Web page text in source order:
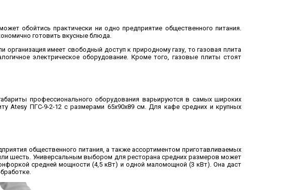
обойтись практически ни одно предприятие общественного питания.
готовить вкусные блюда.
имеет свободный доступ к природному газу, то газовая плита
электрическое оборудование. Кроме того, газовые плиты стоят
профессионального оборудования варьируются в самых широких
Atesy ПГС-9-2-12 с размерами 65x90x89 см. Для кафе средних и крупных
общественного питания, а также ассортиментом приготавливаемых
шесть. Универсальным выбором для ресторана средних размеров может
средней мощности (4,5 кВт) и одной маломощной (3 кВт). Она даст